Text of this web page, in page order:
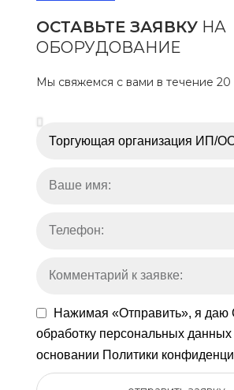
ОСТАВЬТЕ ЗАЯВКУНА
ОБОРУДОВАНИЕ
Мы свяжемся с вами в течение 20
Нажимая «Отправить», я даю
обработку персональных данных
основании Политики